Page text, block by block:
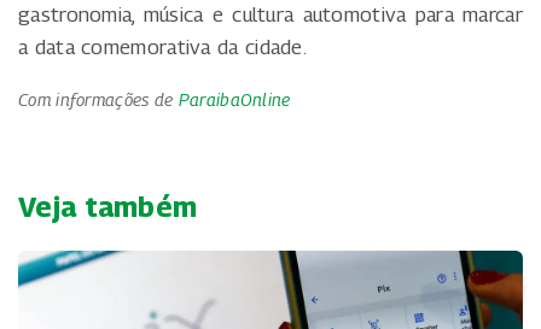
gastronomia, música e cultura automotiva para marcar
a data comemorativa da cidade.
Com informações de ParaibaOnline
Veja também